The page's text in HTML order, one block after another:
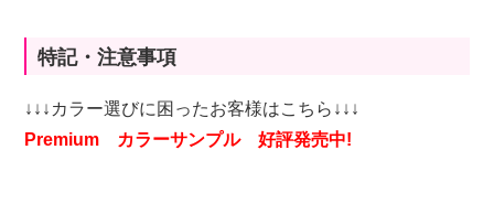
特記・注意事項
↓↓↓カラー選びに困ったお客様はこちら↓↓↓
Premium カラーサンプル 好評発売中!